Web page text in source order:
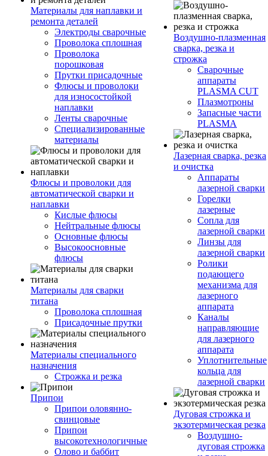
Материалы для наплавки и
ремонта деталей
Электроды сварочные
Проволока сплошная
Проволока
порошковая
Прутки присадочные
Флюсы и проволоки
для износостойкой
наплавки
Ленты сварочные
Специализированные
материалы
Флюсы и проволоки для
автоматической сварки и
наплавки
Кислые флюсы
Нейтральные флюсы
Основные флюсы
Высокоосновные
флюсы
Материалы для сварки
титана
Проволока сплошная
Присадочные прутки
Материалы специального
назначения
Строжка и резка
Припои
Припои оловянно-
свинцовые
Припои
высокотехнологичные
Олово и баббит
Воздушно-плазменная
сварка, резка и
строжка
Сварочные
аппараты
PLASMA CUT
Плазмотроны
Запасные части
PLASMA
Лазерная сварка, резка
и очистка
Аппараты
лазерной сварки
Горелки
лазерные
Сопла для
лазерной сварки
Линзы для
лазерной сварки
Ролики
подающего
механизма для
лазерного
аппарата
Каналы
направляющие
для лазерного
аппарата
Уплотнительные
кольца для
лазерной сварки
Дуговая строжка и
экзотермическая резка
Воздушно-
дуговая строжка